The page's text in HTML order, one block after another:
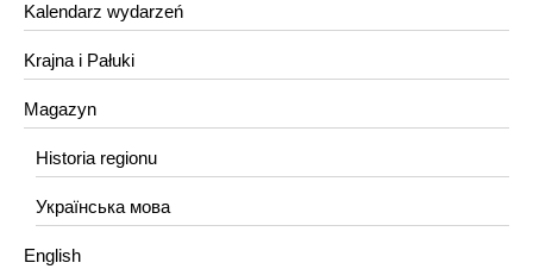
Kalendarz wydarzeń
Krajna i Pałuki
Magazyn
Historia regionu
Українська мова
English